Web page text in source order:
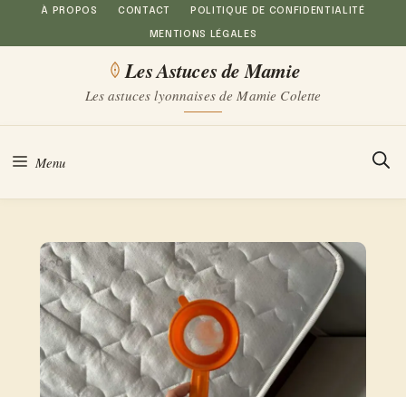
Aller
au
À PROPOS CONTACT POLITIQUE DE CONFIDENTIALITÉ
MENTIONS LÉGALES
Les Astuces de Mamie
Les astuces lyonnaises de Mamie Colette
Menu